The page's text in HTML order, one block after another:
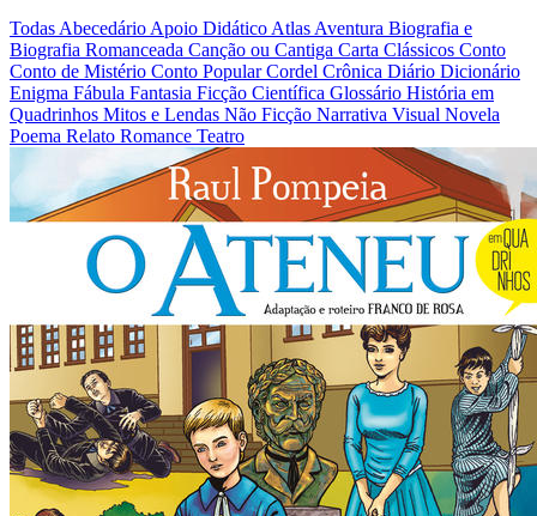
TodasAbecedárioApoio DidáticoAtlasAventura Biografia e
Biografia Romanceada Canção ou Cantiga Carta Clássicos Conto
Conto de Mistério Conto PopularCordel Crônica Diário Dicionário
Enigma Fábula Fantasia Ficção Científica Glossário História em
Quadrinhos Mitos e Lendas Não Ficção Narrativa Visual Novela
Poema Relato Romance Teatro